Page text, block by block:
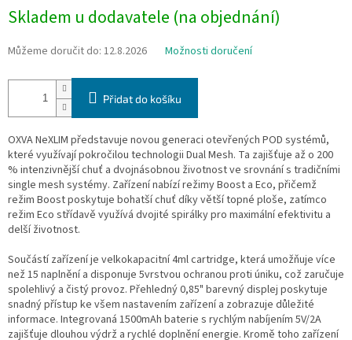
cena:
Skladem u dodavatele (na objednání)
Můžeme doručit do: 12.8.2026 Možnosti doručení
Přidat do košíku
OXVA NeXLIM představuje novou generaci otevřených POD systémů,
které využívají pokročilou technologii Dual Mesh. Ta zajišťuje až o 200
% intenzivnější chuť a dvojnásobnou životnost ve srovnání s tradičními
single mesh systémy. Zařízení nabízí režimy Boost a Eco, přičemž
režim Boost poskytuje bohatší chuť díky větší topné ploše, zatímco
režim Eco střídavě využívá dvojité spirálky pro maximální efektivitu a
delší životnost.
Součástí zařízení je velkokapacitní 4ml cartridge, která umožňuje více
než 15 naplnění a disponuje 5vrstvou ochranou proti úniku, což zaručuje
spolehlivý a čistý provoz. Přehledný 0,85" barevný displej poskytuje
snadný přístup ke všem nastavením zařízení a zobrazuje důležité
informace. Integrovaná 1500mAh baterie s rychlým nabíjením 5V/2A
zajišťuje dlouhou výdrž a rychlé doplnění energie. Kromě toho zařízení